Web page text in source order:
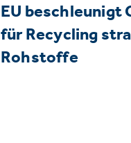
EU beschleunigt
für Recycling
Rohstoffe